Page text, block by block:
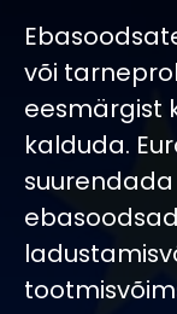
või
eesmärgist
kalduda.